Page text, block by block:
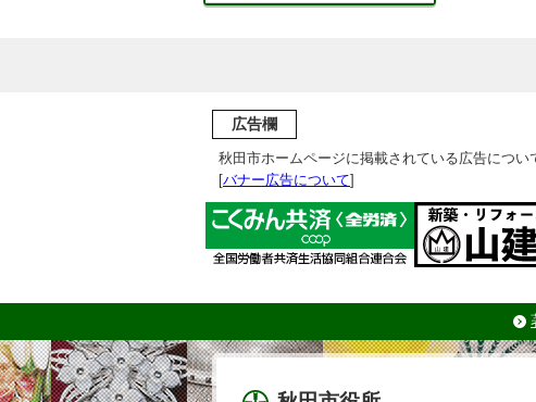
広告欄
秋田市ホームページに掲載されている広告につい
[バナー広告について]